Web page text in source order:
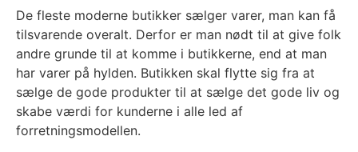
De fleste moderne butikker sælger varer, man kan få
tilsvarende overalt. Derfor er man nødt til at give folk
andre grunde til at komme i butikkerne, end at man
har varer på hylden. Butikken skal flytte sig fra at
sælge de gode produkter til at sælge det gode liv og
skabe værdi for kunderne i alle led af
forretningsmodellen.